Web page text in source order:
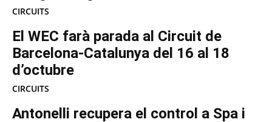
CIRCUITS
El WEC farà parada al Circuit de
Barcelona-Catalunya del 16 al 18
d’octubre
CIRCUITS
Antonelli recupera el control a Spa i